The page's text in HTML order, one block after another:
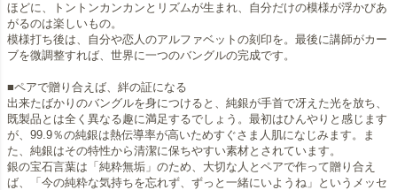
ほどに、トントンカンカンとリズムが生まれ、自分だけの模様が浮かびあ
がるのは楽しいもの。
模様打ち後は、自分や恋人のアルファベットの刻印を。最後に講師がカー
ブを微調整すれば、世界に一つのバングルの完成です。
■ペアで贈り合えば、絆の証になる
出来たばかりのバングルを身につけると、純銀が手首で冴えた光を放ち、
既製品とは全く異なる趣に満足するでしょう。最初はひんやりと感じます
が、99.9％の純銀は熱伝導率が高いためすぐさま人肌になじみます。ま
た、純銀はその特性から清潔に保ちやすい素材とされています。
銀の宝石言葉は「純粋無垢」のため、大切な人とペアで作って贈り合え
ば、「今の純粋な気持ちを忘れず、ずっと一緒にいようね」というメッセ